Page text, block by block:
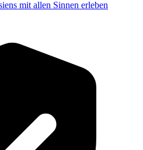
mit allen Sinnen erleben